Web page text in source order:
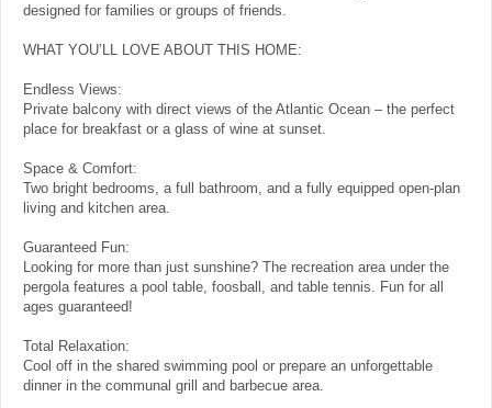
designed for families or groups of friends.
WHAT YOU’LL LOVE ABOUT THIS HOME:
Endless Views:
Private balcony with direct views of the Atlantic Ocean – the perfect
place for breakfast or a glass of wine at sunset.
Space & Comfort:
Two bright bedrooms, a full bathroom, and a fully equipped open-plan
living and kitchen area.
Guaranteed Fun:
Looking for more than just sunshine? The recreation area under the
pergola features a pool table, foosball, and table tennis. Fun for all
ages guaranteed!
Total Relaxation:
Cool off in the shared swimming pool or prepare an unforgettable
dinner in the communal grill and barbecue area.